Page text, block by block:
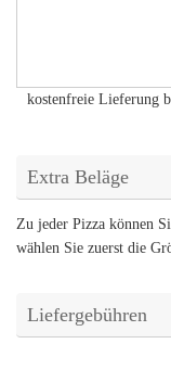
kostenfreie Lieferung
Extra Beläge
Zu jeder Pizza können
wählen Sie zuerst die
Liefergebühren